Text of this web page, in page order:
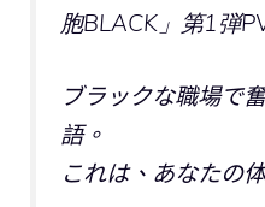
胞BLACK」第1弾
ブラックな職場で
語。
これは、あなたの